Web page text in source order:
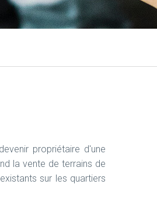
propriétaire d'une
la vente de terrains de
sur les quartiers